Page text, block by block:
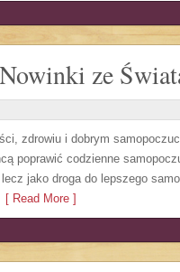
ze
zdrowiu i dobrym
poprawić codzienne
jako droga do lepszego
[ Read More ]